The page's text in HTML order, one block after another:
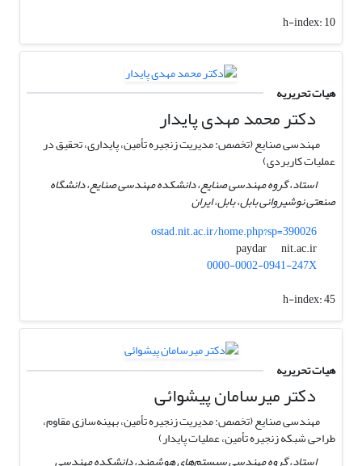
h-index:10
هیات تحریریه
دکتر محمد مهدی پایدار
مهندسی صنایع (تخصص: مدیریت زنجیره تأمین، پایداری، تحقیق در
عملیات کاربردی)
استاد، گروه مهندسی صنایع، دانشکده مهندسی صنایع، دانشگاه
صنعتی نوشیروانی بابل، بابل، ایران
ostad.nit.ac.ir/home.php?sp=390026
paydar
nit.ac.ir
0000-0002-0941-247X
h-index:45
هیات تحریریه
دکتر میرسامان پیشوائی
مهندسی صنایع (تخصص: مدیریت زنجیره تأمین، بهینه‌سازی مقاوم،
طراحی شبکه زنجیره تأمین، عملیات پایدار)